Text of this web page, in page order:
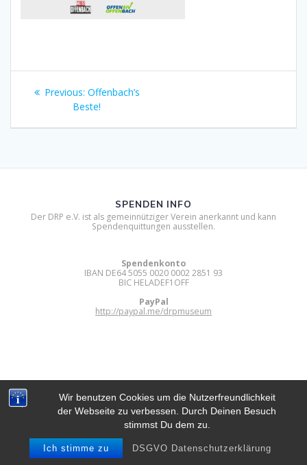
Wir benutzen Cookies um die Nutzerfreundlichkeit
der Webseite zu verbessen. Durch Deinen Besuch
stimmst Du dem zu.
Ich stimme zu DSGVO Datenschutzerklärung
Beitragsnavigation
Previous: Previous
post:
Offenbach’s
Beste!
DIGITAL RETRO PARK E.V.
© 2012 - 2026 Digital Retro Park e.V..
Built using WordPress and Mesmerize Theme.
SPENDEN INFO
Der DRP e.V. ist als gemeinnütziger Verein anerkannt und kann
Spendenquittungen ausstellen.
Spendenkonto
IBAN DE64 5055 0020 0002 2851 93
BIC HELADEF1OFF
PayPal
http://paypal.me/drpmuseum